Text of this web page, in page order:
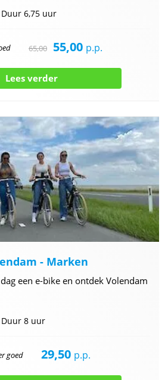
Duur 6,75 uur
65,00 55,00 p.p.
Lees verder
- Marken
een e-bike en ontdek Volendam
Duur 8 uur
goed 29,50 p.p.